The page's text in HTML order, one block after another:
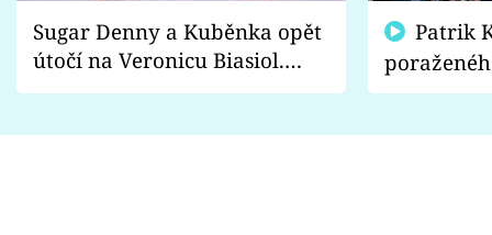
Sugar Denny a Kuběnka opět
útočí na Veronicu Biasiol.
Proč je podle nich falešná a
fanoušci